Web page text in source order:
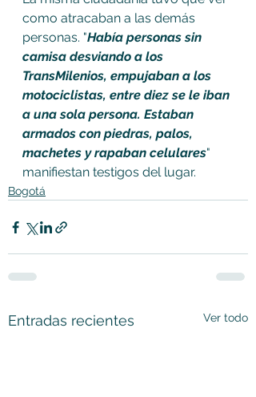
como atracaban a las demás
personas. "Había personas sin
camisa desviando a los
TransMilenios, empujaban a los
motociclistas, entre diez se le iban
a una sola persona. Estaban
armados con piedras, palos,
machetes y rapaban celulares"
manifiestan testigos del lugar.
Bogotá
Entradas recientes Ver todo